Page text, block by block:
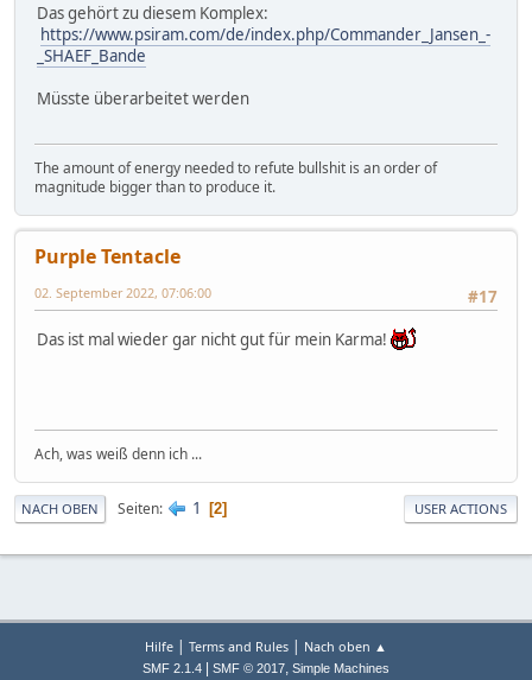
Das gehört zu diesem Komplex:
https://www.psiram.com/de/index.php/Commander_Jansen_-
_SHAEF_Bande
Müsste überarbeitet werden
The amount of energy needed to refute bullshit is an order of
magnitude bigger than to produce it.
Purple Tentacle
#17
02. September 2022, 07:06:00
Das ist mal wieder gar nicht gut für mein Karma!
Ach, was weiß denn ich ...
NACH OBEN Seiten 1 2 USER ACTIONS
Hilfe | Terms and Rules | Nach oben ▲
SMF 2.1.4 SMF © 2017, Simple Machines